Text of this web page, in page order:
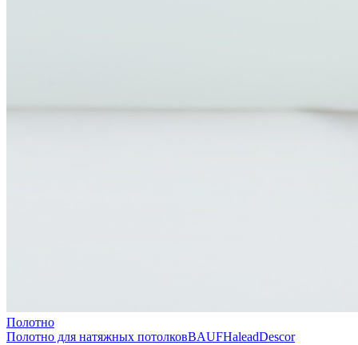
Полотно
Полотно для натяжных потолковBAUFHaleadDescor